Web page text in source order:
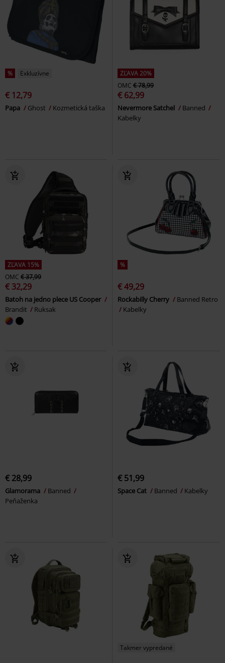
% Exkluzívne
€ 12,79
Papa Ghost Kozmetická taška
ZĽAVA 20%
OMC € 78,99
€ 62,99
Nevermore Satchel
Banned
Kabelky
ZĽAVA 15%
OMC € 37,99
€ 32,29
Batoh na jedno plece US Cooper
Brandit
Ruksak
%
€ 49,29
Rockabilly Cherry
Banned Retro
Kabelky
€ 28,99
Glamorama
Banned
Peňaženka
€ 51,99
Space Cat Banned Kabelky
Takmer vypredané